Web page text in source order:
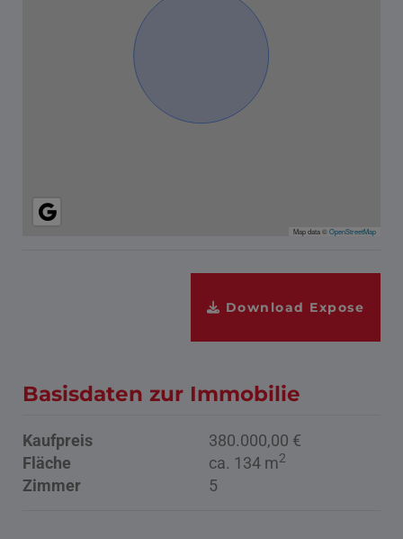
Map data ©OpenStreetMap
Download Expose
Basisdaten zur Immobilie
Kaufpreis
380.000,00 €
Fläche
ca. 134 m2
Zimmer 5